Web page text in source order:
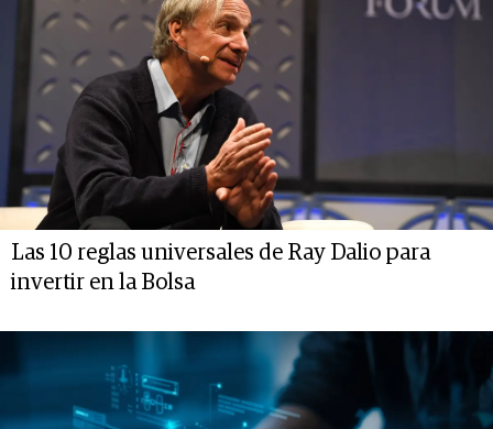
Las 10 reglas universales de Ray Dalio para
invertir en la Bolsa